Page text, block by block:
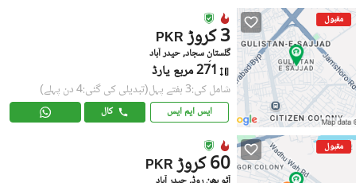
مقبول
PKR 3 کروڑ
گلستانِ سجاد, حیدر آباد
271 مربع یارڈ
شامل کی:3 ہفتے پہل (تبدیلی کی گئی:4 دن پہلے)
ایس ایم ایس کال
مقبول
PKR 60 کروڑ